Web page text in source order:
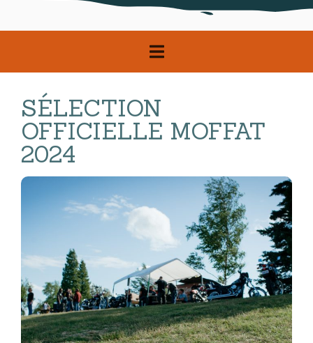
SÉLECTION
OFFICIELLE MOFFAT
2024